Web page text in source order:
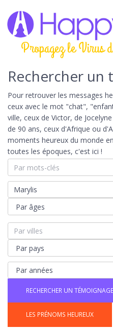
Propagez le Virus
Rechercher un
Pour retrouver les messages
ceux avec le mot "chat",
ville, ceux de Victor, de
de 90 ans, ceux d'Afrique ou
moments heureux du monde
toutes les époques, c'est ici !
LES PRÉNOMS HEUREUX